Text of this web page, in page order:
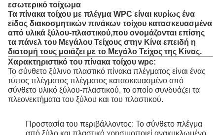
εσωτερικό τοίχωμα
Τα πίνακα τοίχου με πλέγμα WPC είναι κυρίως ένα
είδος διακοσμητικών πινάκων τοίχου κατασκευασμένα
από υλικά ξύλου-πλαστικού,που ονομάζονται επίσης
τα πάνελ του Μεγάλου Τείχους στην Κίνα επειδή η
διατομή τους μοιάζει με το Μεγάλο Τείχος της Κίνας.
Χαρακτηριστικό του πίνακα τοίχου wpc:
Το σύνθετο ξύλινο πλαστικό πίνακα πλέγματος είναι ένας
τύπος πλέγματος πλέγματος κατασκευασμένο από
σύνθετο υλικό ξύλου-πλαστικού, το οποίο συνδυάζει τα
πλεονεκτήματα του ξύλου και του πλαστικού.
Προστασία του περιβάλλοντος: Το σύνθετο πλέγμα
από ξύλο και πλαστικό χρησιμοποιεί ανακυκλωμένο